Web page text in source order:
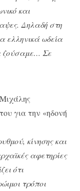
και
Δηλαδή στη
ελληνικά ωδεία
ζούσαμε… Σε
για την «ηδονή
κίνησης και
αφετηρίες
ότι
τρόποι